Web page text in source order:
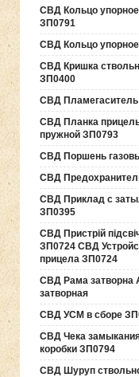
СВД Кольцо
ЗП0791
СВД Кольцо
СВД Кришка
ЗП0400
СВД
СВД Планка
пружной ЗП0793
СВД Поршень
СВД
СВД Приклад с
ЗП0395
СВД Пристрій
ЗП0724 СВД
прицела ЗП0724
СВД Рама
затворная
СВД УСМ в сборе
СВД Чека
коробки ЗП0794
СВД Шуруп